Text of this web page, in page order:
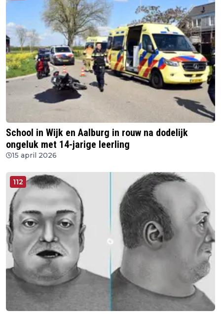
School in Wijk en Aalburg in rouw na dodelijk
ongeluk met 14-jarige leerling
15 april 2026
112